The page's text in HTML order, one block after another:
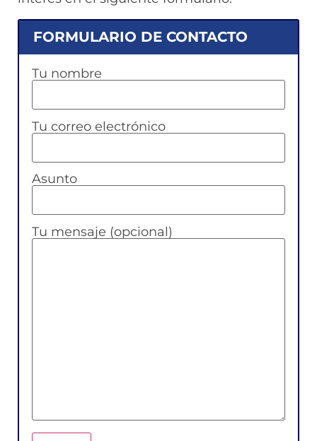
FORMULARIO DE CONTACTO
Tu nombre
Tu correo electrónico
Asunto
Tu mensaje (opcional)